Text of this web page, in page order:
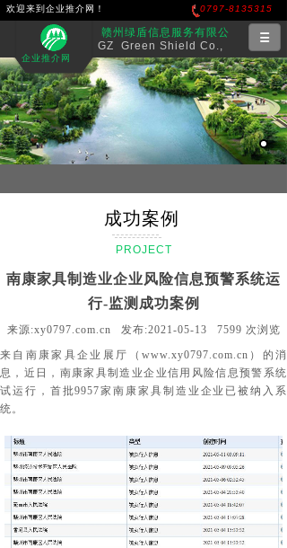
欢迎来到企业推介网！ 0797-8135315
赣州绿盾信息服务有限公
司
GZ Green Shield Co.,
Ltd.
企业推介网
成功案例
PROJECT
南康家具制造业企业风险信息预警系统运
行-监测成功案例
来源:xy0797.com.cn 发布:2021-05-13 7599 次浏览
来自南康家具企业展厅（ www.xy0797.com.cn ）的消
息， 近日， 南康家具制造业企业信用风险信息预警系统
试运行， 首批9957家南康家具制造业企业已被纳入系
统。